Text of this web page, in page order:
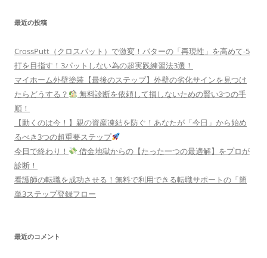
最近の投稿
CrossPutt（クロスパット）で激変！パターの「再現性」を高めて-5
打を目指す！3パットしない為の超実践練習法3選！
マイホーム外壁塗装【最後のステップ】外壁の劣化サインを見つけ
たらどうする？
無料診断を依頼して損しないための賢い3つの手
順！
【動くのは今！】親の資産凍結を防ぐ！あなたが「今日」から始め
るべき3つの超重要ステップ
今日で終わり！
借金地獄からの【たった一つの最適解】をプロが
診断！
看護師の転職を成功させる！無料で利用できる転職サポートの「簡
単3ステップ登録フロー
最近のコメント